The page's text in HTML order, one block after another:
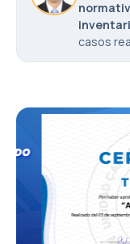
casos